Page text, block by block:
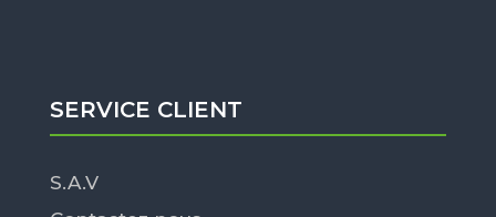
SERVICE CLIENT
S.A.V